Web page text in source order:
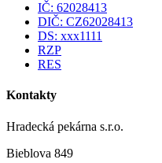
IČ: 62028413
DIČ: CZ62028413
DS: xxx1111
RZP
RES
Kontakty
Hradecká pekárna s.r.o.
Bieblova 849